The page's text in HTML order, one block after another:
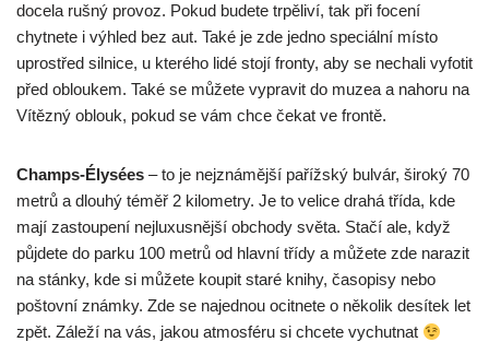
docela rušný provoz. Pokud budete trpěliví, tak při focení
chytnete i výhled bez aut. Také je zde jedno speciální místo
uprostřed silnice, u kterého lidé stojí fronty, aby se nechali vyfotit
před obloukem. Také se můžete vypravit do muzea a nahoru na
Vítězný oblouk, pokud se vám chce čekat ve frontě.
Champs-Élysées – to je nejznámější pařížský bulvár, široký 70
metrů a dlouhý téměř 2 kilometry. Je to velice drahá třída, kde
mají zastoupení nejluxusnější obchody světa. Stačí ale, když
půjdete do parku 100 metrů od hlavní třídy a můžete zde narazit
na stánky, kde si můžete koupit staré knihy, časopisy nebo
poštovní známky. Zde se najednou ocitnete o několik desítek let
zpět. Záleží na vás, jakou atmosféru si chcete vychutnat